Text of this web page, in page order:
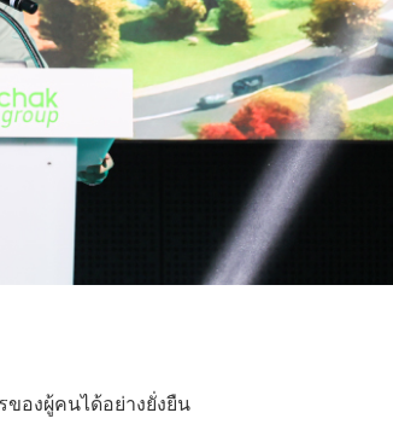
องผู้คนได้อย่างยั่งยืน